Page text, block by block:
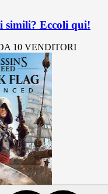
simili? Eccoli qui!
10 VENDITORI